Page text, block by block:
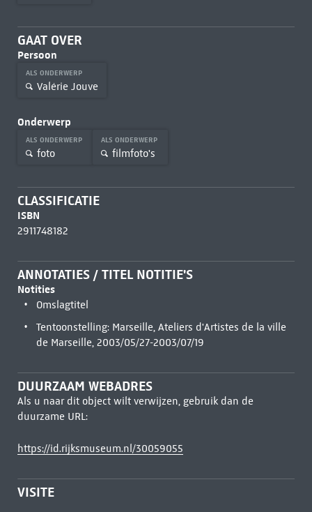
GAAT OVER
Persoon
ALS ONDERWERP
Valérie Jouve
Onderwerp
ALS ONDERWERP
foto
ALS ONDERWERP
filmfoto's
CLASSIFICATIE
ISBN
2911748182
ANNOTATIES / TITEL NOTITIE'S
Notities
Omslagtitel
Tentoonstelling: Marseille, Ateliers d'Artistes de la ville
de Marseille, 2003/05/27-2003/07/19
DUURZAAM WEBADRES
Als u naar dit object wilt verwijzen, gebruik dan de
duurzame URL:
https://id.rijksmuseum.nl/30059055
VISITE